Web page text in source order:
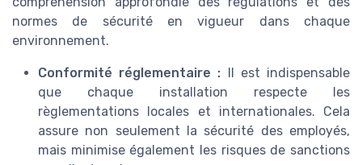
normes de sécurité en vigueur dans chaque
environnement.
Conformité réglementaire : Il est indispensable
que chaque installation respecte les
règlementations locales et internationales. Cela
assure non seulement la sécurité des employés,
mais minimise également les risques de sanctions